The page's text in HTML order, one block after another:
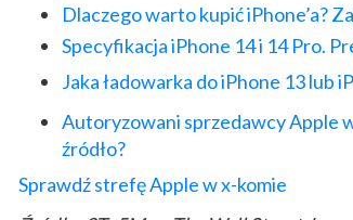
Dlaczego warto kupić iPhone’a?
Specyfikacja iPhone 14 i 14 Pro.
Jaka ładowarka doiPhone 13 lub
Autoryzowani sprzedawcy Apple
źródło?
Sprawdź strefę Apple w x-komie